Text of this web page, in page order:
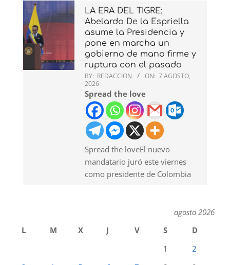
LA ERA DEL TIGRE:
Abelardo De la Espriella
asume la Presidencia y
pone en marcha un
gobierno de mano firme y
ruptura con el pasado
BY: REDACCION ON: 7 AGOSTO,
2026
Spread the love
Spread the loveEl nuevo
mandatario juró este viernes
como presidente de Colombia
agosto 2026
L
M X J V S
D
1
2